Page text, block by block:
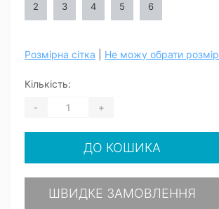
2 3 4 5 6
Розмірна сітка Не можу обрати розмір
Кількість:
- +
ДО КОШИКА
ШВИДКЕ ЗАМОВЛЕННЯ